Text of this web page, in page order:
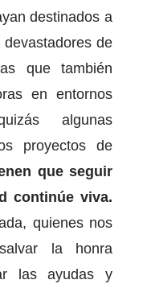
destinados a
de
que también
en entornos
algunas
proyectos de
que seguir
continúe viva.
quienes nos
la honra
las ayudas y